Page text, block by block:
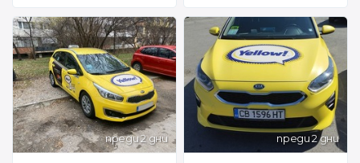
преди 2 дни преди 2 дни